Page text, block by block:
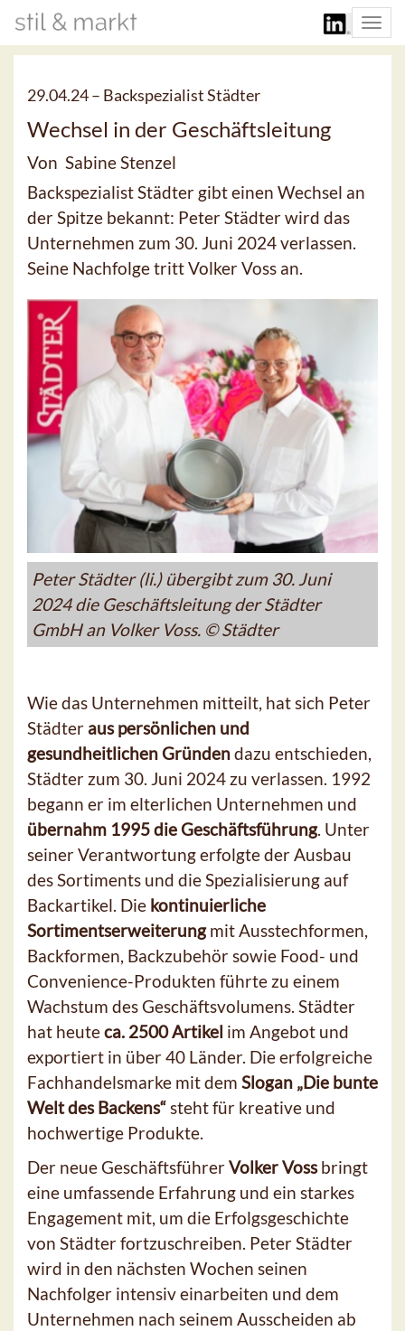
29.04.24 – Backspezialist Städter
Wechsel in der Geschäftsleitung
Von Sabine Stenzel
Backspezialist Städter gibt einen Wechsel an
der Spitze bekannt: Peter Städter wird das
Unternehmen zum 30. Juni 2024 verlassen.
Seine Nachfolge tritt Volker Voss an.
Peter Städter (li.) übergibt zum 30. Juni
2024 die Geschäftsleitung der Städter
GmbH an Volker Voss. © Städter
Wie das Unternehmen mitteilt, hat sich Peter
Städter aus persönlichen und
gesundheitlichen Gründendazu entschieden,
Städter zum 30. Juni 2024 zu verlassen. 1992
begann er im elterlichen Unternehmen und
übernahm 1995 die Geschäftsführung. Unter
seiner Verantwortung erfolgte der Ausbau
des Sortiments und die Spezialisierung auf
Backartikel. Die kontinuierliche
Sortimentserweiterungmit Ausstechformen,
Backformen, Backzubehör sowie Food- und
Convenience-Produkten führte zu einem
Wachstum des Geschäftsvolumens. Städter
hat heuteca. 2500 Artikel im Angebot und
exportiert in über 40 Länder. Die erfolgreiche
Fachhandelsmarke mit dem Slogan „Die bunte
Welt des Backens“steht für kreative und
hochwertige Produkte.
Der neue GeschäftsführerVolker Vossbringt
eine umfassende Erfahrung und ein starkes
Engagement mit, um die Erfolgsgeschichte
von Städter fortzuschreiben. Peter Städter
wird in den nächsten Wochen seinen
Nachfolger intensiv einarbeiten und dem
Unternehmen nach seinem Ausscheiden ab